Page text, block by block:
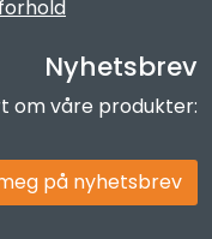
Nyhetsbrev
om våre produkter:
på nyhetsbrev